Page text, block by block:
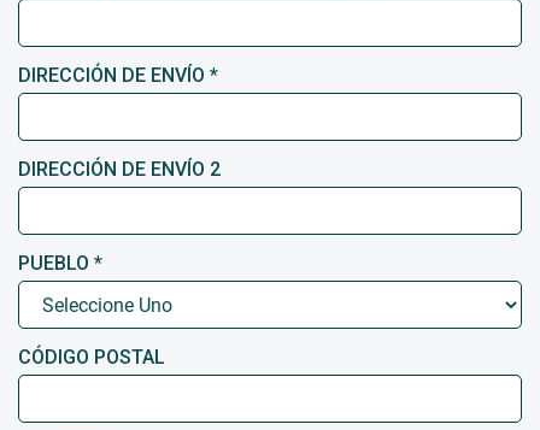
DIRECCIÓN DE ENVÍO *
DIRECCIÓN DE ENVÍO 2
PUEBLO *
CÓDIGO POSTAL